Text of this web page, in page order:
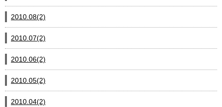
2010.08(2)
2010.07(2)
2010.06(2)
2010.05(2)
2010.04(2)